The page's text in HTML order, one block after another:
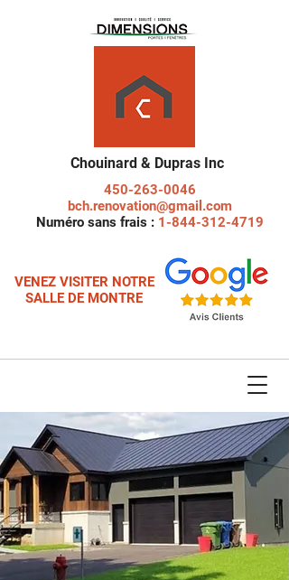
Chouinard & Dupras Inc
450-263-0046
bch.renovation@gmail.com
Numéro sans frais : 1-844-312-4719
VENEZ VISITER NOTRE
SALLE DE MONTRE